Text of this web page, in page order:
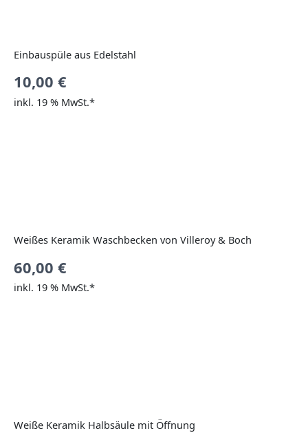
Einbauspüle aus Edelstahl
10,00 €
inkl. 19 % MwSt.*
Weißes Keramik Waschbecken von Villeroy & Boch
60,00 €
inkl. 19 % MwSt.*
Weiße Keramik Halbsäule mit Öffnung